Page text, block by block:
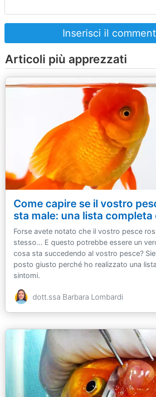
Inserisci il
Articoli più apprezzati
Come capire se il vostro
sta male: una lista
Forse avete notato che il vostro pesce
stesso... E questo potrebbe essere un
cosa sta succedendo al vostro pesce?
posto giusto perché ho realizzato una
sintomi.
dott.ssa Barbara Lombardi